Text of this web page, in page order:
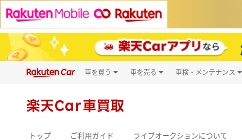
車を買う
新車
車を売る 車検・メンテナンス
楽天Car車買取
トップ ご利用ガイド ライブオークションについて